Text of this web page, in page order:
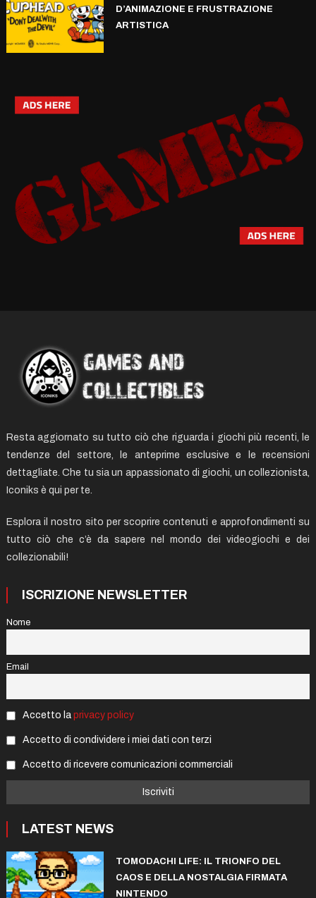
D’ANIMAZIONE E FRUSTRAZIONE
ARTISTICA
Resta aggiornato su tutto ciò che riguarda i giochi più recenti, le
tendenze del settore, le anteprime esclusive e le recensioni
dettagliate. Che tu sia un appassionato di giochi, un collezionista,
Iconiks è qui per te.
Esplora il nostro sito per scoprire contenuti e approfondimenti su
tutto ciò che c’è da sapere nel mondo dei videogiochi e dei
collezionabili!
ISCRIZIONE NEWSLETTER
Nome
Email
Accetto la privacy policy
Accetto di condividere i miei dati con terzi
Accetto di ricevere comunicazioni commerciali
LATEST NEWS
TOMODACHI LIFE: IL TRIONFO DEL
CAOS E DELLA NOSTALGIA FIRMATA
NINTENDO